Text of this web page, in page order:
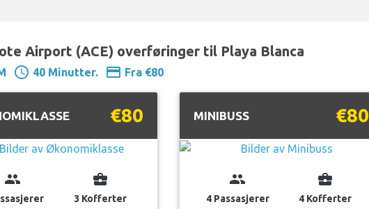
Airport (ACE) overføringer til Playa Blanca
schedule 40 Minutter. payment Fra €80
€80
group business_center
3 Kofferter
MINIBUSS €80
group
4 Passasjerer
business_center
4 Kofferter